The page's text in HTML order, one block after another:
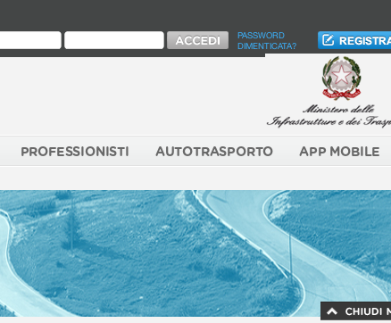
PASSWORD
DIMENTICATA?
PROFESSIONISTI AUTOTRASPORTO APP MOBILE